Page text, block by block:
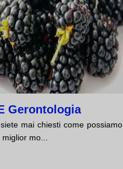
Gerontologia
mai chiesti come possiamo
mo...